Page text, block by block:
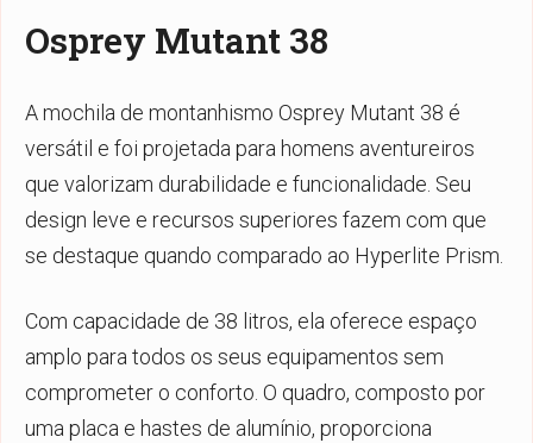
Osprey Mutant 38
A mochila de montanhismo Osprey Mutant 38 é
versátil e foi projetada para homens aventureiros
que valorizam durabilidade e funcionalidade. Seu
design leve e recursos superiores fazem com que
se destaque quando comparado ao Hyperlite Prism.
Com capacidade de 38 litros, ela oferece espaço
amplo para todos os seus equipamentos sem
comprometer o conforto. O quadro, composto por
uma placa e hastes de alumínio, proporciona